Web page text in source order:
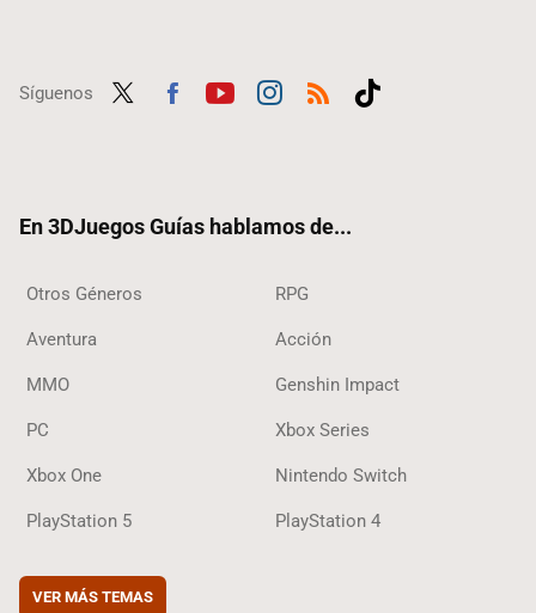
Síguenos
En 3DJuegos Guías hablamos de...
Otros Géneros RPG
Aventura Acción
MMO Genshin Impact
PC Xbox Series
Xbox One Nintendo Switch
PlayStation 5 PlayStation 4
VER MÁS TEMAS